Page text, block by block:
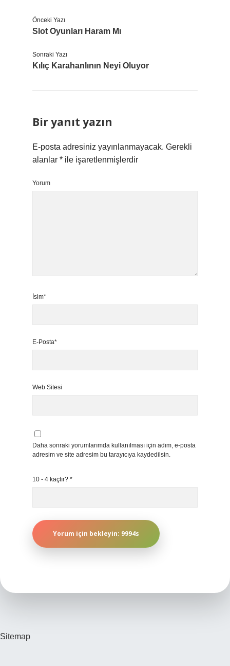
Önceki Yazı
Slot Oyunları Haram Mı
Sonraki Yazı
Kılıç Karahanlının Neyi Oluyor
Bir yanıt yazın
E-posta adresiniz yayınlanmayacak. Gerekli
alanlar * ile işaretlenmişlerdir
Yorum
İsim*
E-Posta*
Web Sitesi
Daha sonraki yorumlarımda kullanılması için adım, e-posta
adresim ve site adresim bu tarayıcıya kaydedilsin.
10 - 4 kaçtır? *
Sitemap